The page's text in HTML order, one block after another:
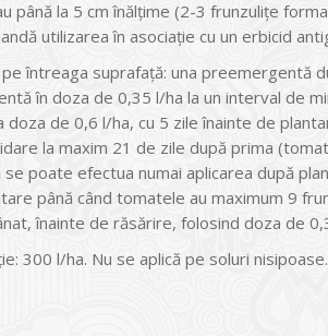
la 5 cm înălţime (2-3 frunzuliţe
utilizarea în asociaţie cu un erbicid
întreaga suprafaţă: una preemergentă
în doza de 0,35 l/ha la un interval de
de 0,6 l/ha, cu 5 zile înainte de
la maxim 21 de zile după prima
poate efectua numai aplicarea după
până când tomatele au maximum 9
înainte de răsărire, folosind doza de
300 l/ha. Nu se aplică pe soluri